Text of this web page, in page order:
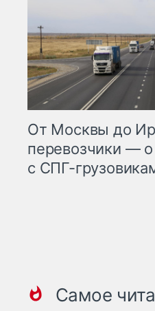
От Москвы до
перевозчики — о
с СПГ-
Самое